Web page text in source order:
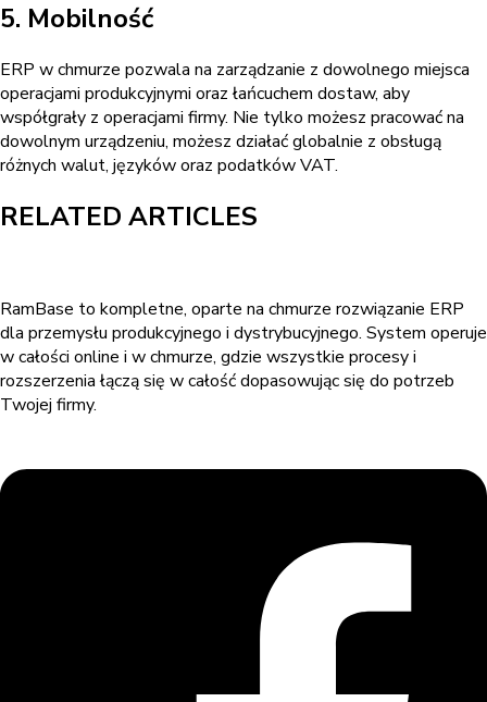
5. Mobilność
ERP w chmurze pozwala na zarządzanie z dowolnego miejsca
operacjami produkcyjnymi oraz łańcuchem dostaw, aby
współgrały z operacjami firmy. Nie tylko możesz pracować na
dowolnym urządzeniu, możesz działać globalnie z obsługą
różnych walut, języków oraz podatków VAT.
RELATED ARTICLES
RamBase to kompletne, oparte na chmurze rozwiązanie ERP
dla przemysłu produkcyjnego i dystrybucyjnego. System operuje
w całości online i w chmurze, gdzie wszystkie procesy i
rozszerzenia łączą się w całość dopasowując się do potrzeb
Twojej firmy.